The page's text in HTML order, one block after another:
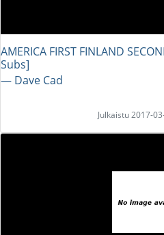
AMERICA FIRST FINLAND
Subs]
― Dave Cad
Julkaistu 2017-